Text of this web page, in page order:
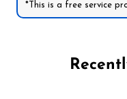
*This is a free service